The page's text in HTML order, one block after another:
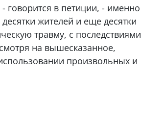
говорится в петиции, - именно
жителей и еще десятки
травму, с последствиями
на вышесказанное,
произвольных и